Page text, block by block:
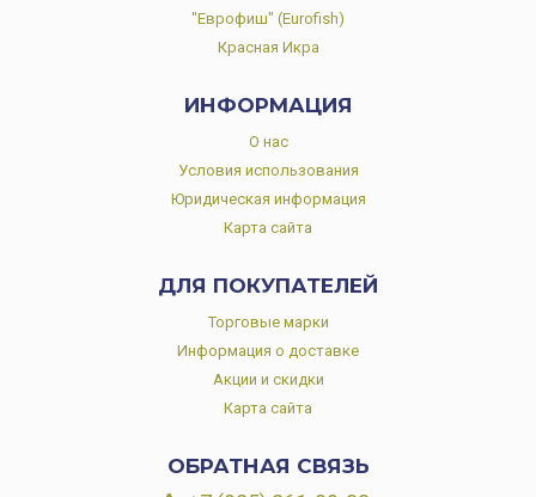
"Еврофиш" (Eurofish)
Красная Икра
ИНФОРМАЦИЯ
О нас
Условия использования
Юридическая информация
Карта сайта
ДЛЯ ПОКУПАТЕЛЕЙ
Торговые марки
Информация о доставке
Акции и скидки
Карта сайта
ОБРАТНАЯ СВЯЗЬ